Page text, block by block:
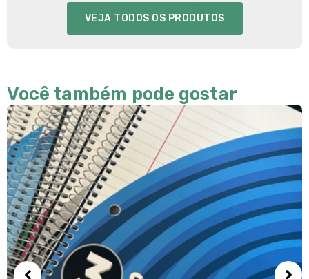
VEJA TODOS OS PRODUTOS
Você também pode gostar